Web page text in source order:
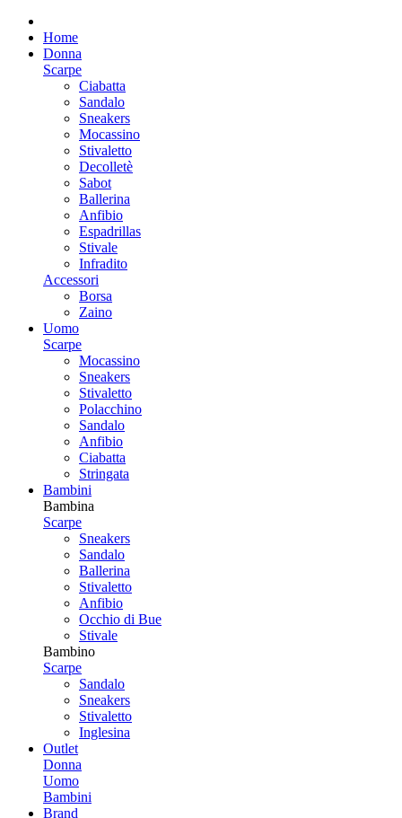
Home
Donna
Scarpe
Ciabatta
Sandalo
Sneakers
Mocassino
Stivaletto
Decolletè
Sabot
Ballerina
Anfibio
Espadrillas
Stivale
Infradito
Accessori
Borsa
Zaino
Uomo
Scarpe
Mocassino
Sneakers
Stivaletto
Polacchino
Sandalo
Anfibio
Ciabatta
Stringata
Bambini
Bambina
Scarpe
Sneakers
Sandalo
Ballerina
Stivaletto
Anfibio
Occhio di Bue
Stivale
Bambino
Scarpe
Sandalo
Sneakers
Stivaletto
Inglesina
Outlet
Donna
Uomo
Bambini
Brand